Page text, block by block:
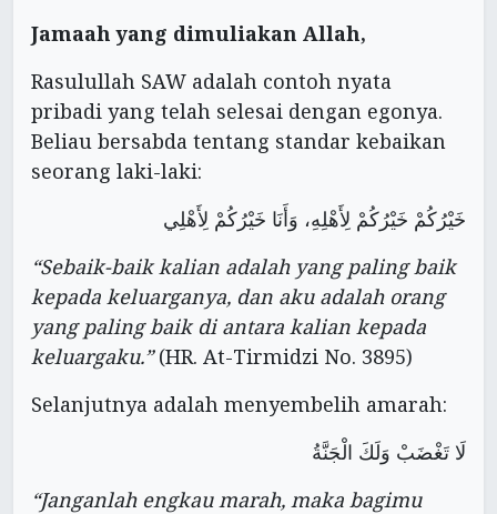
Jamaah yang dimuliakan Allah,
Rasulullah SAW adalah contoh nyata
pribadi yang telah selesai dengan egonya.
Beliau bersabda tentang standar kebaikan
seorang laki-laki:
خَيْرُكُمْ خَيْرُكُمْ لِأَهْلِهِ، وَأَنَا خَيْرُكُمْ لِأَهْلِي
“Sebaik-baik kalian adalah yang paling baik
kepada keluarganya, dan aku adalah orang
yang paling baik di antara kalian kepada
keluargaku.”(HR. At-Tirmidzi No. 3895)
Selanjutnya adalah menyembelih amarah:
لَا تَغْضَبْ وَلَكَ الْجَنَّةُ
“Janganlah engkau marah, maka bagimu